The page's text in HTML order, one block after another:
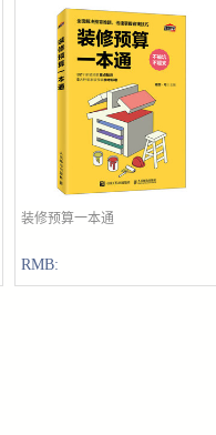
立即购买
装修预算一本通
RMB: